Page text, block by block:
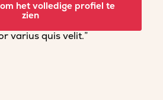
venenatis nisl nec dolor
et magna vel
varius quis velit.”
het volledige profiel te
zien